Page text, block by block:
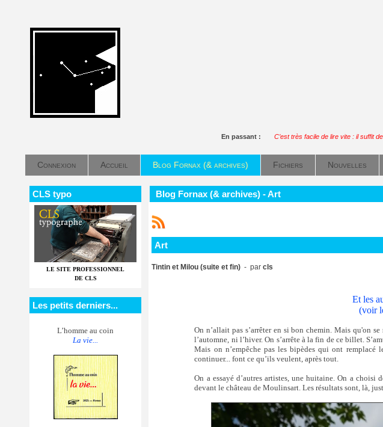
En passant : C’est très facile de lire vite : il suffit
Connexion Accueil Blog Fornax (& archives) Fichiers Nouvelles
CLS typo
LE SITE PROFESSIONNEL
DE CLS
Les petits derniers...
L’homme au coin
La vie...
Blog Fornax (& archives) - Art
Art
Tintin et Milou (suite et fin) - par cls
Et les
(voir
On n’allait pas s’arrêter en si bon chemin. Mais qu'on
l’automne, ni l’hiver. On s’arrête à la fin de ce billet.
Mais on n’empêche pas les bipèdes qui ont
continuer... font ce qu’ils veulent, après tout.
On a essayé d’autres artistes, une huitaine. On a
devant le château de Moulinsart. Les résultats sont, là,